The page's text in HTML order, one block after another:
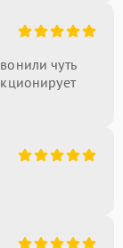
чуть